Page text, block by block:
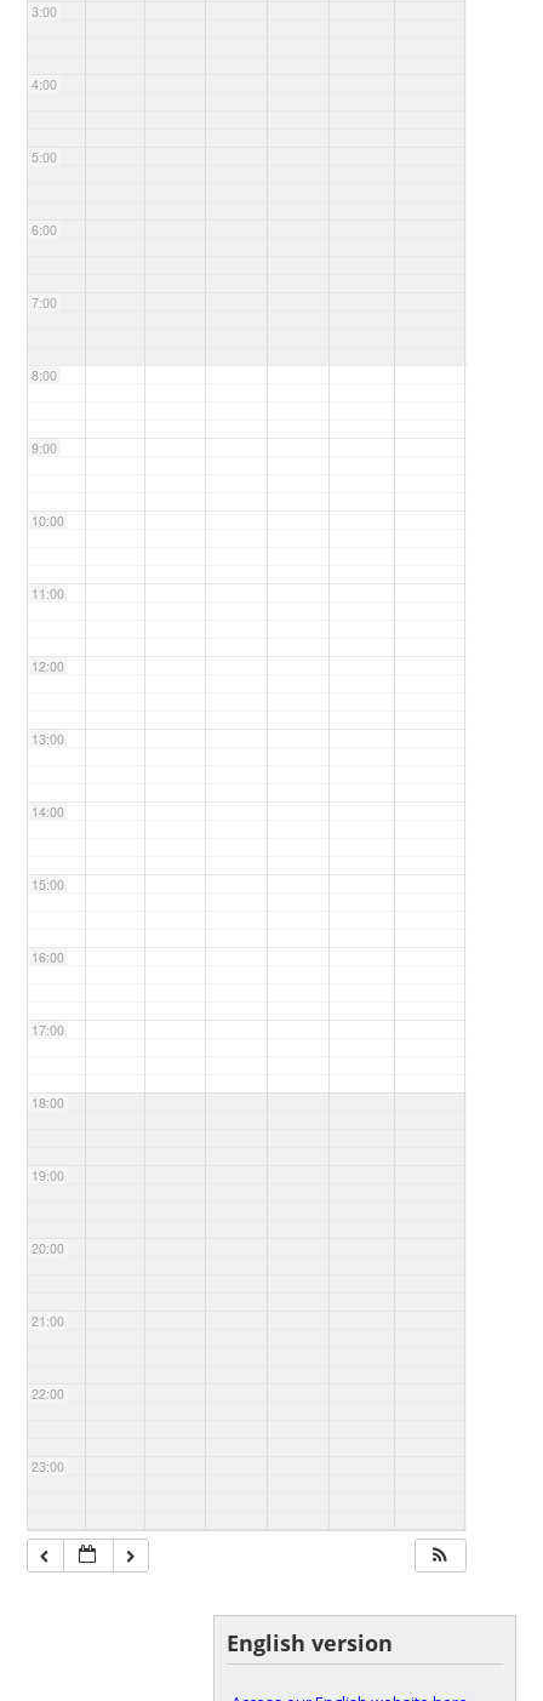
3:00
4:00
5:00
6:00
7:00
8:00
9:00
10:00
11:00
12:00
13:00
14:00
15:00
16:00
17:00
18:00
19:00
20:00
21:00
22:00
23:00
English version